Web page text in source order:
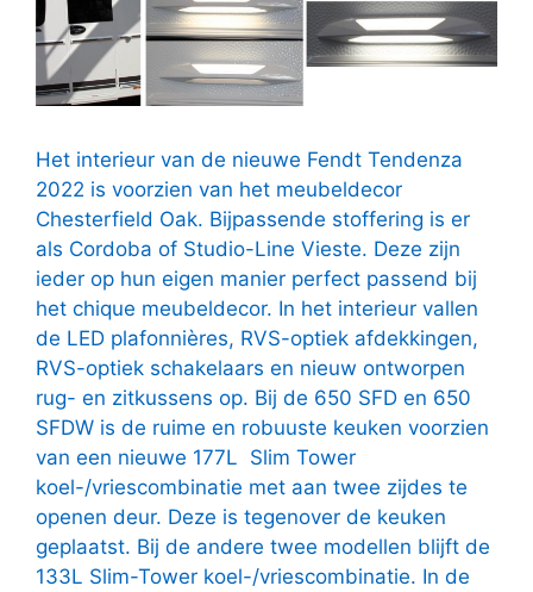
Het interieur van de nieuwe Fendt Tendenza
2022 is voorzien van het meubeldecor
Chesterfield Oak. Bijpassende stoffering is er
als Cordoba of Studio-Line Vieste. Deze zijn
ieder op hun eigen manier perfect passend bij
het chique meubeldecor. In het interieur vallen
de LED plafonnières, RVS-optiek afdekkingen,
RVS-optiek schakelaars en nieuw ontworpen
rug- en zitkussens op. Bij de 650 SFD en 650
SFDW is de ruime en robuuste keuken voorzien
van een nieuwe 177L Slim Tower
koel-/vriescombinatie met aan twee zijdes te
openen deur. Deze is tegenover de keuken
geplaatst. Bij de andere twee modellen blijft de
133L Slim-Tower koel-/vriescombinatie. In de